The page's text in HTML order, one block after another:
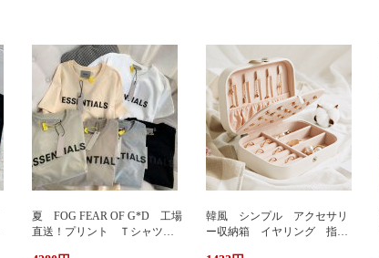
夏 FOG FEAR OF G*D 工場
直送！プリント Ｔシャツ
韓風 シンプル アクセサリ
ー収納箱 イヤリング 指